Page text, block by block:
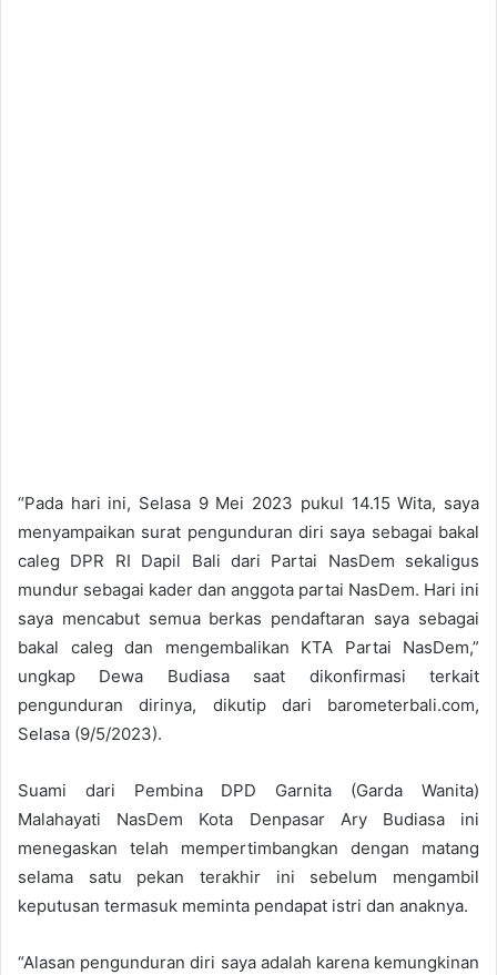
“Pada hari ini, Selasa 9 Mei 2023 pukul 14.15 Wita, saya
menyampaikan surat pengunduran diri saya sebagai bakal
caleg DPR RI Dapil Bali dari Partai NasDem sekaligus
mundur sebagai kader dan anggota partai NasDem. Hari ini
saya mencabut semua berkas pendaftaran saya sebagai
bakal caleg dan mengembalikan KTA Partai NasDem,”
ungkap Dewa Budiasa saat dikonfirmasi terkait
pengunduran dirinya, dikutip dari barometerbali.com,
Selasa (9/5/2023).
Suami dari Pembina DPD Garnita (Garda Wanita)
Malahayati NasDem Kota Denpasar Ary Budiasa ini
menegaskan telah mempertimbangkan dengan matang
selama satu pekan terakhir ini sebelum mengambil
keputusan termasuk meminta pendapat istri dan anaknya.
“Alasan pengunduran diri saya adalah karena kemungkinan